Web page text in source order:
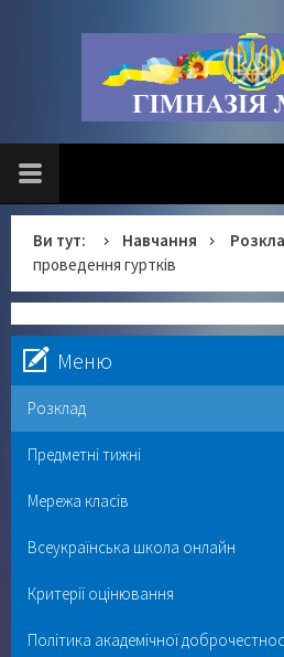
Ви тут: Навчання
проведення гуртків
Меню
Розклад
Предметні тижні
Мережа класів
Всеукраїнська школа онлайн
Критерії оцінювання
Політика академічної